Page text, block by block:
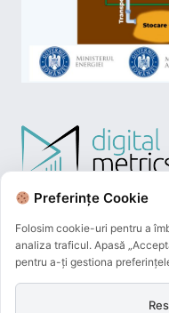
Preferințe Cookie
Folosim cookie-uri pentru a
analiza traficul. Apasă
pentru a-ți gestiona